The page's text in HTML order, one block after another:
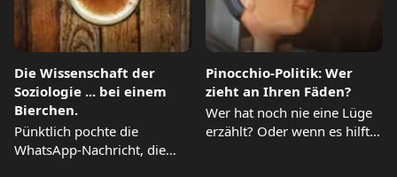
Die Wissenschaft der
Soziologie ... bei einem
Bierchen.
Pünktlich pochte die
WhatsApp-Nachricht, die
Pinocchio-Politik: Wer
zieht an Ihren Fäden?
Wer hat noch nie eine Lüge
erzählt? Oder wenn es hilft,